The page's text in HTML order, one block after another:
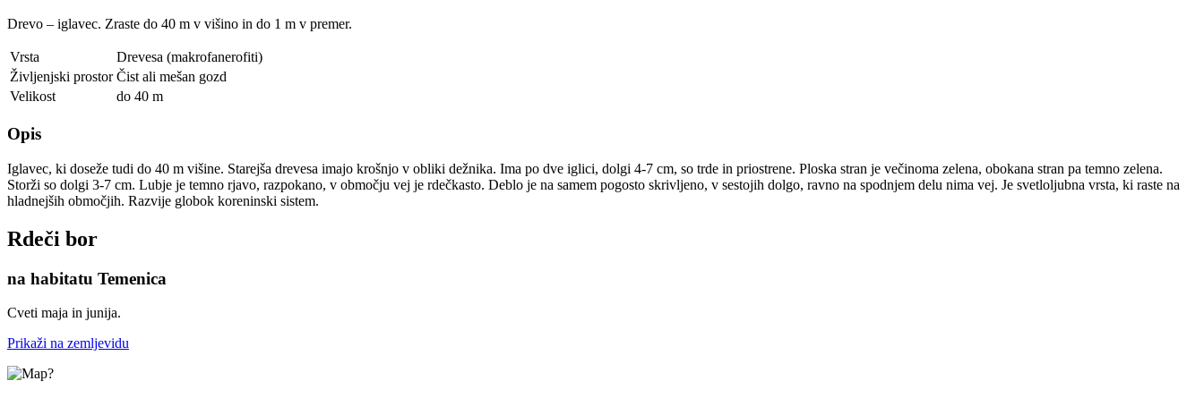
Drevo – iglavec. Zraste do 40 m v višino in do 1 m v premer.
Vrsta
Drevesa (makrofanerofiti)
Življenjski prostor Čist ali mešan gozd
Velikost
do 40 m
Opis
Iglavec, ki doseže tudi do 40 m višine. Starejša drevesa imajo krošnjo v obliki dežnika. Ima po dve iglici, dolgi 4-7 cm, so trde in priostrene. Ploska stran je večinoma zelena, obokana stran pa temno zelena.
Storži so dolgi 3-7 cm. Lubje je temno rjavo, razpokano, v območju vej je rdečkasto. Deblo je na samem pogosto skrivljeno, v sestojih dolgo, ravno na spodnjem delu nima vej. Je svetloljubna vrsta, ki raste na
hladnejših območjih. Razvije globok koreninski sistem.
Rdeči bor
na habitatu Temenica
Cveti maja in junija.
Prikaži na zemljevidu